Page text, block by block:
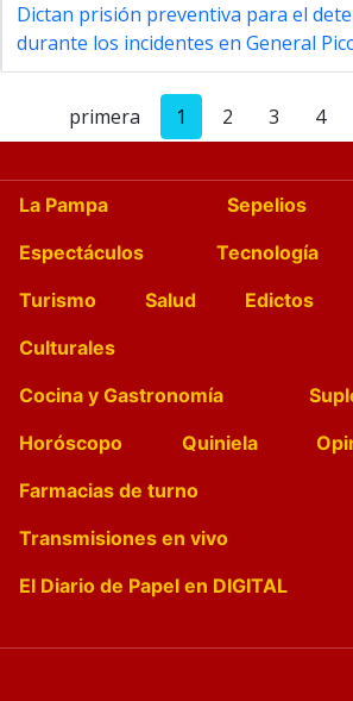
Dictan prisión preventiva para el
durante los incidentes en General
primera 1 2 3 4
La Pampa Sepelios
Espectáculos
Tecnología
Turismo
Salud Edictos
Culturales
Cocina y Gastronomía
Horóscopo
Quiniela
Farmacias de turno
Transmisiones en vivo
El Diario de Papel en DIGITAL